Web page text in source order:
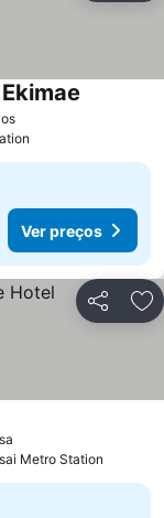
Ver preços
Ver preços
Partilhar
preços
Metro Station